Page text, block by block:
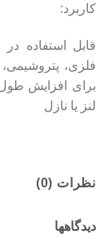
کاربرد:
فلزی،
برای افزایش
لنز یا نازل
نظرات (0)
دیدگاهها